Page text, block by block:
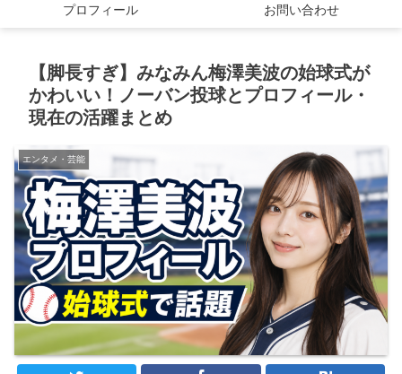
プロフィール お問い合わせ
【脚長すぎ】みなみん梅澤美波の始球式が
かわいい！ノーバン投球とプロフィール・
現在の活躍まとめ
エンタメ・芸能